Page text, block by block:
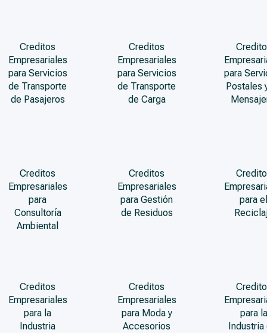
Creditos
Empresariales
para Servicios
de Transporte
de Pasajeros
Creditos
Empresariales
para Servicios
de Transporte
de Carga
para
Postales
Creditos
Empresariales
para
Consultoría
Ambiental
Creditos
Empresariales
para Gestión
de Residuos
para el
Creditos
Empresariales
para la
Industria
Creditos
Empresariales
para Moda y
Accesorios
para la
Industria